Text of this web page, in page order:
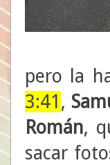
pero la
3:41 ,
Román,
sacar